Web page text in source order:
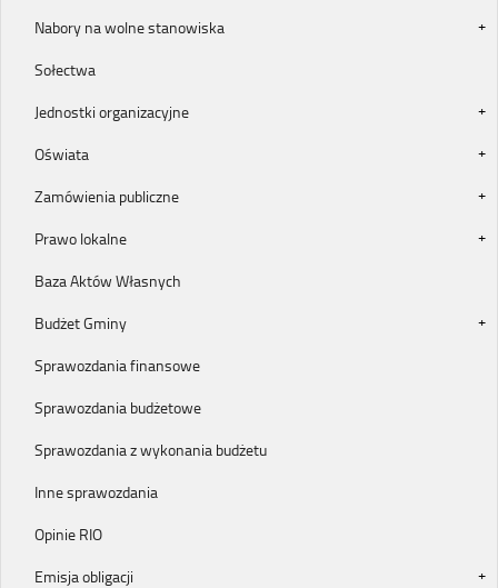
Nabory na wolne stanowiska
Sołectwa
Jednostki organizacyjne
Oświata
Zamówienia publiczne
Prawo lokalne
Baza Aktów Własnych
Budżet Gminy
Sprawozdania finansowe
Sprawozdania budżetowe
Sprawozdania z wykonania budżetu
Inne sprawozdania
Opinie RIO
Emisja obligacji